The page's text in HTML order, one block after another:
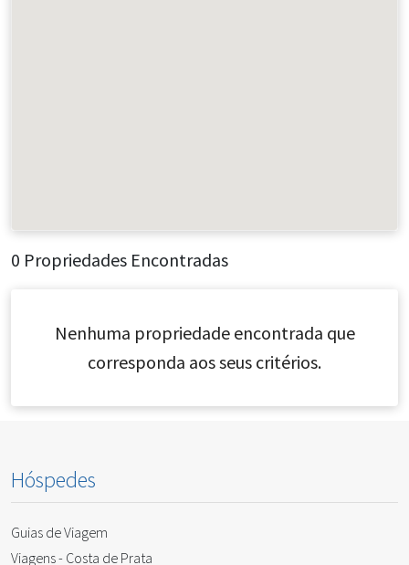
0 Propriedades Encontradas
Nenhuma propriedade encontrada que
corresponda aos seus critérios.
Hóspedes
Guias de Viagem
Viagens - Costa de Prata